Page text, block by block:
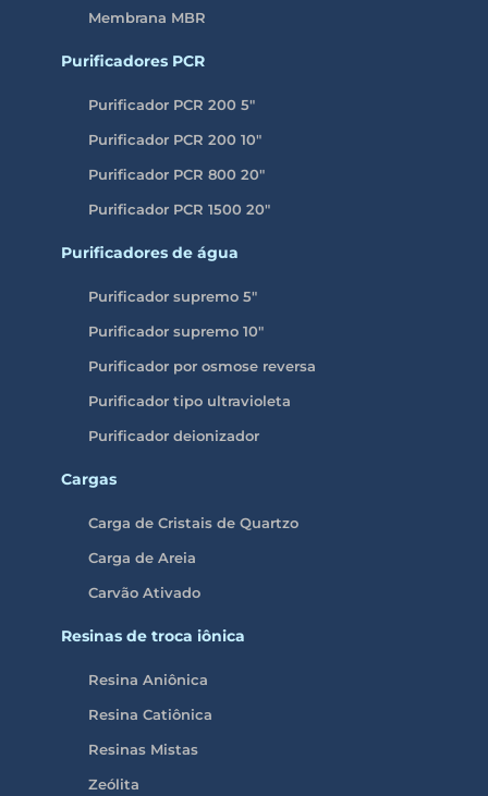
Membrana MBR
Purificadores PCR
Purificador PCR 200 5″
Purificador PCR 200 10″
Purificador PCR 800 20″
Purificador PCR 1500 20″
Purificadores de água
Purificador supremo 5″
Purificador supremo 10″
Purificador por osmose reversa
Purificador tipo ultravioleta
Purificador deionizador
Cargas
Carga de Cristais de Quartzo
Carga de Areia
Carvão Ativado
Resinas de troca iônica
Resina Aniônica
Resina Catiônica
Resinas Mistas
Zeólita